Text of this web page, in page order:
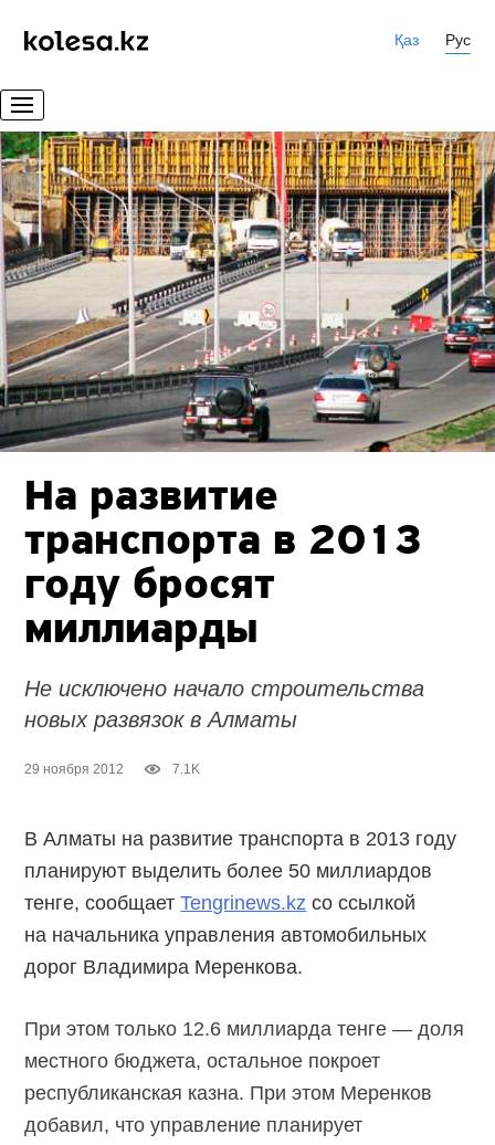
Қаз Рус
На развитие
транспорта в 2013
году бросят
миллиарды
Не исключено начало строительства
новых развязок в Алматы
29 ноября 2012 7.1K
В Алматы на развитие транспорта в 2013 году
планируют выделить более 50 миллиардов
тенге, сообщаетTengrinews.kz со ссылкой
на начальника управления автомобильных
дорог Владимира Меренкова.
При этом только 12.6 миллиарда тенге — доля
местного бюджета, остальное покроет
республиканская казна. При этом Меренков
добавил, что управление планирует